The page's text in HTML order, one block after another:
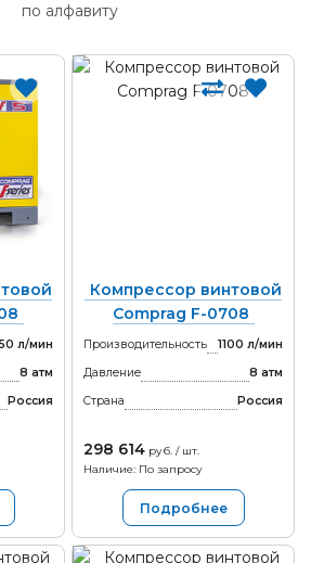
по алфавиту
л/мин
8 атм
Россия
Компрессор винтовой
Comprag F-0708
Производительность
1100 л/мин
Давление
8 атм
Страна
Россия
298 614 руб. / шт.
Наличие: По запросу
Подробнее